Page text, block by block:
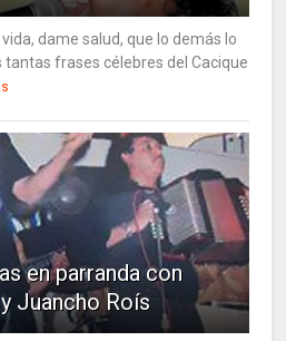
dame salud, que lo demás lo
tantas frases célebres del Cacique
en parranda con
Juancho Roís